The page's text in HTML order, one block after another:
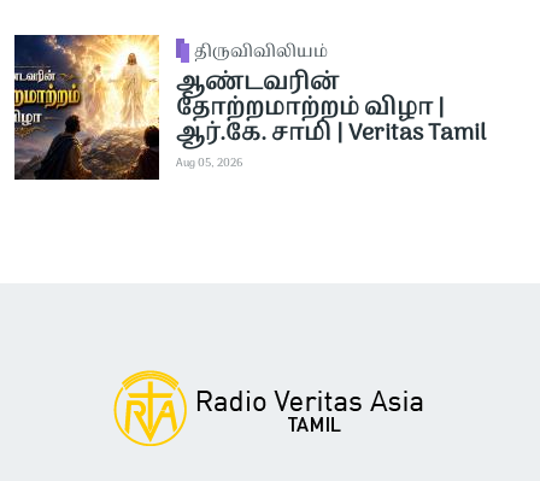
திருவிவிலியம்
ஆண்டவரின்
தோற்றமாற்றம் விழா |
ஆர்.கே. சாமி | Veritas Tamil
Aug 05, 2026